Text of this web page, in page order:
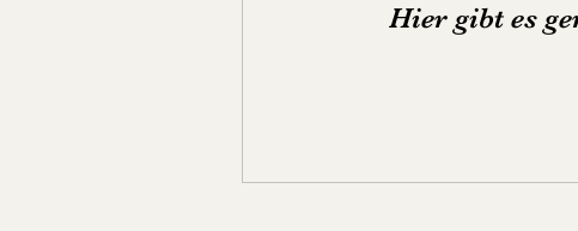
Hier gibt es